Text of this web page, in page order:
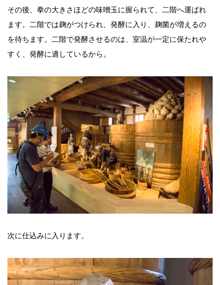
その後、拳の大きさほどの味噌玉に握られて、二階へ運ばれ
ます。二階では麹がつけられ、発酵に入り、麹菌が増えるの
を待ちます。二階で発酵させるのは、室温が一定に保たれや
すく、発酵に適しているから。
次に仕込みに入ります。